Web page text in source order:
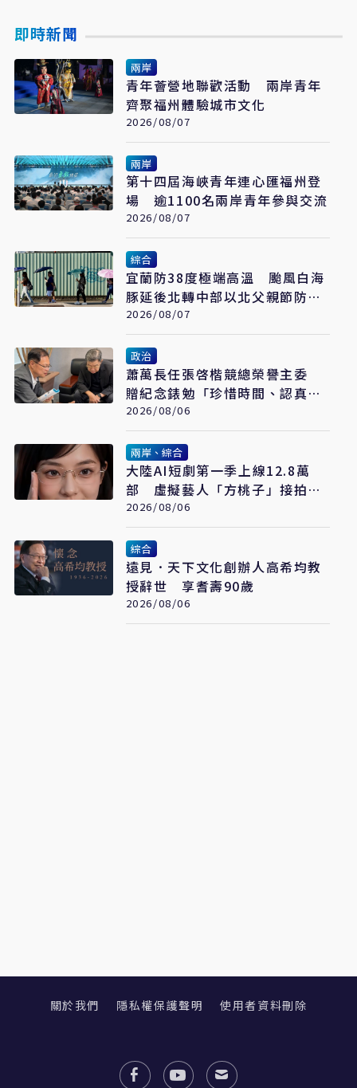
即時新聞
兩岸
青年薈營地聯歡活動 兩岸青年
齊聚福州體驗城市文化
2026/08/07
兩岸
第十四屆海峽青年連心匯福州登
場 逾1100名兩岸青年參與交流
2026/08/07
綜合
宜蘭防38度極端高溫 颱風白海
豚延後北轉中部以北父親節防豪
大雨
2026/08/07
政治
蕭萬長任張啓楷競總榮譽主委
贈紀念錶勉「珍惜時間、認真打
拚」
2026/08/06
兩岸、綜合
大陸AI短劇第一季上線12.8萬
部 虛擬藝人「方桃子」接拍美
瞳廣告
2026/08/06
綜合
遠見．天下文化創辦人高希均教
授辭世 享耆壽90歲
2026/08/06
關於我們 隱私權保護聲明 使用者資料刪除